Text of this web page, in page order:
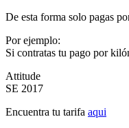
De esta forma solo pagas
Por ejemplo:
Si contratas tu pago por
Attitude
SE 2017
Encuentra tu tarifa aqui